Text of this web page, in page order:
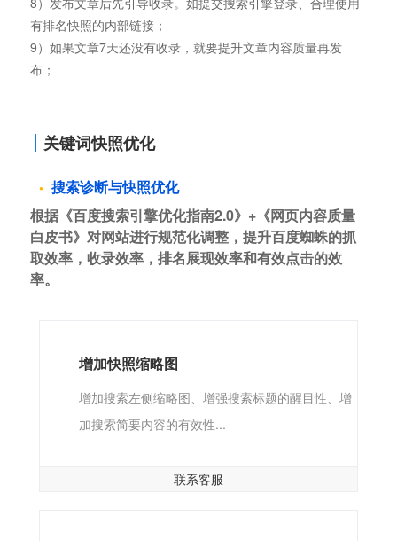
有排名快照的内部链接；
9）如果文章7天还没有收录，就要提升文章内容质量再发
布；
关键词快照优化
搜索诊断与快照优化
根据《百度搜索引擎优化指南2.0》+《网页内容质量
白皮书》对网站进行规范化调整，提升百度蜘蛛的抓
取效率，收录效率，排名展现效率和有效点击的效
率。
增加快照缩略图
增加搜索左侧缩略图、增强搜索标题的醒目性、增
加搜索简要内容的有效性...
联系客服